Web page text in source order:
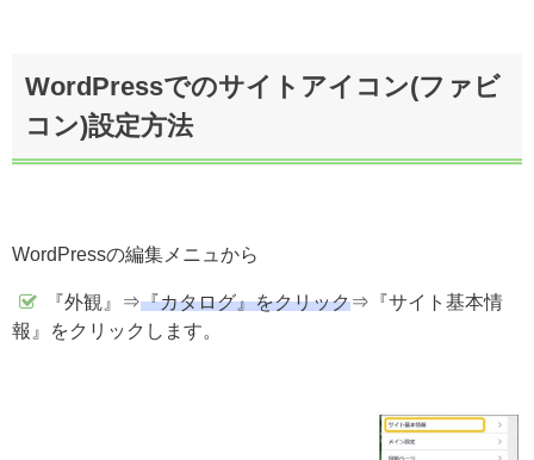
WordPressでのサイトアイコン(ファビ
コン)設定方法
WordPressの編集メニュから
『外観』⇒『カタログ』をクリック⇒『サイト基本情
報』をクリックします。